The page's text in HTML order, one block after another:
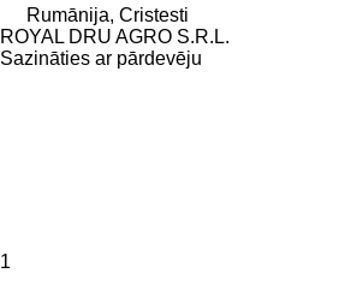
Rumānija, Cristesti
ROYAL DRU AGRO S.R.L.
Sazināties ar pārdevēju
1